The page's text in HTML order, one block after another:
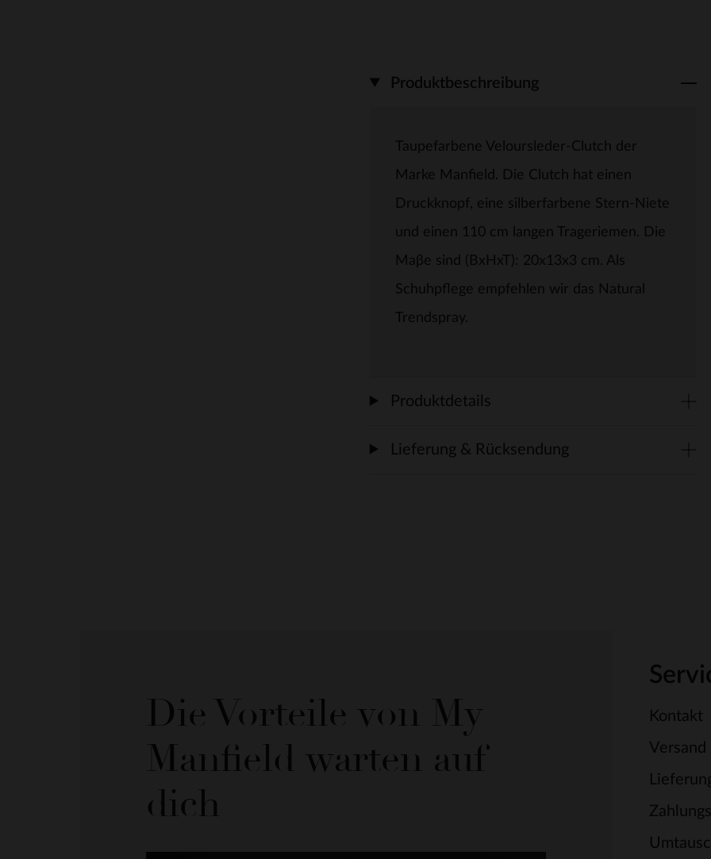
Produktbeschreibung
Taupefarbene Veloursleder-Clutch der
Marke Manfield. Die Clutch hat einen
Druckknopf, eine silberfarbene Stern-Niete
und einen 110 cm langen Trageriemen. Die
Maβe sind (BxHxT): 20x13x3 cm. Als
Schuhpflege empfehlen wir das Natural
Trendspray.
Produktdetails
Lieferung & Rücksendung
Die Vorteile von My
Manfield warten auf
dich
Kontakt
Versand